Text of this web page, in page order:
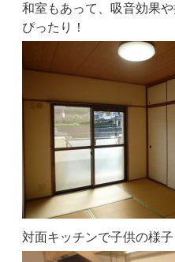
和室もあって、吸音効果
ぴったり！
対面キッチンで子供の様